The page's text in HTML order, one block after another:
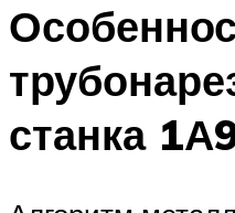
станка